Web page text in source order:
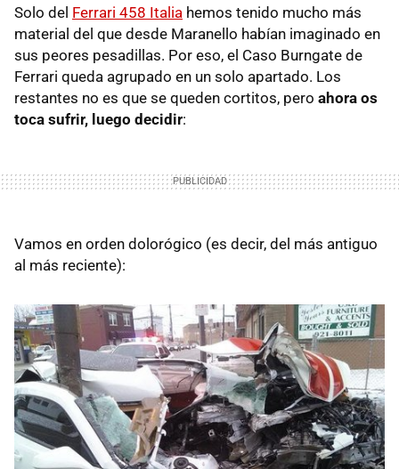
Solo del Ferrari 458 Italia hemos tenido mucho más
material del que desde Maranello habían imaginado en
sus peores pesadillas. Por eso, el Caso Burngate de
Ferrari queda agrupado en un solo apartado. Los
restantes no es que se queden cortitos, pero ahora os
toca sufrir, luego decidir:
Vamos en orden dolorógico (es decir, del más antiguo
al más reciente):